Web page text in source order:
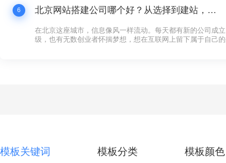
6 北京网站搭建公司哪个好？从选择到建站，这些你必须知道的事
在北京这座城市，信息像风一样流动。每天都有新的公司成
级，也有无数创业者怀揣梦想，想在互联网上留下属于自己
模板关键词 模板分类 模板颜色